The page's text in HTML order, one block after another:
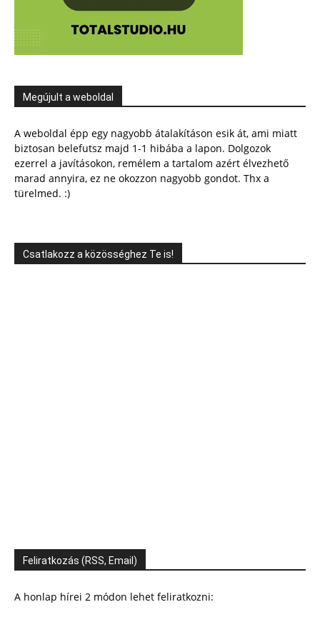
Megújult a weboldal
A weboldal épp egy nagyobb átalakításon esik át, ami miatt
biztosan belefutsz majd 1-1 hibába a lapon. Dolgozok
ezerrel a javításokon, remélem a tartalom azért élvezhető
marad annyira, ez ne okozzon nagyobb gondot. Thx a
türelmed. :)
Csatlakozz a közösséghez Te is!
Feliratkozás (RSS, Email)
A honlap hírei 2 módon lehet feliratkozni: